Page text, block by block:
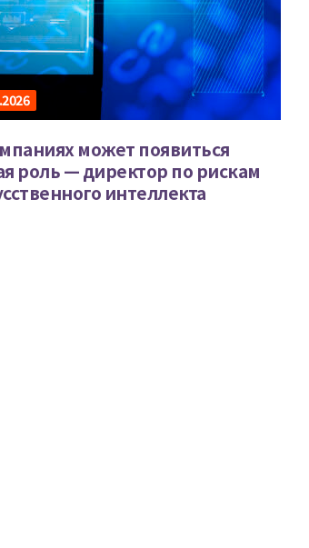
может появиться
роль — директор по рискам
интеллекта